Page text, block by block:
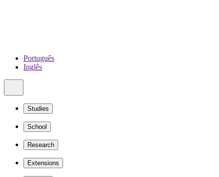
Português
Inglês
Studies
School
Research
Extensions